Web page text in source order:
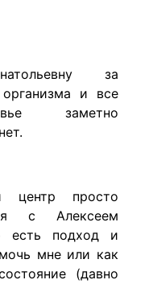
за
организма и все
заметно
центр просто
с Алексеем
есть подход и
мне или как
(давно